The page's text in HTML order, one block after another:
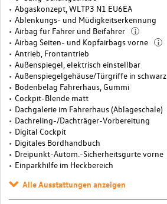
Abgaskonzept, WLTP3 N1 EU6EA
Ablenkungs- und Müdigkeitserkennung
Airbag für Fahrer und Beifahrer
i
Airbag Seiten- und Kopfairbags vorne i
Antrieb, Frontantrieb
Außenspiegel, elektrisch einstellbar
Außenspiegelgehäuse/Türgriffe in schwarz
Bodenbelag Fahrerhaus, Gummi
Cockpit-Blende matt
Dachgalerie im Fahrerhaus (Ablageschale)
Dachreling-/Dachträger-Vorbereitung
Digital Cockpit
Digitales Bordhandbuch
Dreipunkt-Autom.-Sicherheitsgurte vorne
Einparkhilfe im Heckbereich
Alle Ausstattungen anzeigen